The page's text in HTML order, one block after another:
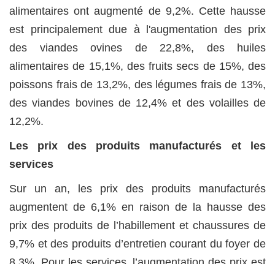
alimentaires ont augmenté de 9,2%. Cette hausse
est principalement due à l'augmentation des prix
des viandes ovines de 22,8%, des huiles
alimentaires de 15,1%, des fruits secs de 15%, des
poissons frais de 13,2%, des légumes frais de 13%,
des viandes bovines de 12,4% et des volailles de
12,2%.
Les prix des produits manufacturés et les
services
Sur un an, les prix des produits manufacturés
augmentent de 6,1% en raison de la hausse des
prix des produits de l’habillement et chaussures de
9,7% et des produits d’entretien courant du foyer de